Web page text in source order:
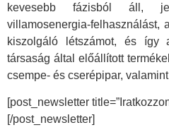
kevesebb fázisból áll,
villamosenergia-felhasználást,
kiszolgáló létszámot, és így
társaság által előállított
csempe- és cserépipar,
[post_newsletter
[/post_newsletter]